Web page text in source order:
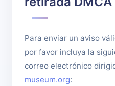
Para enviar un aviso
por favor incluya la
correo electrónico
museum.org: